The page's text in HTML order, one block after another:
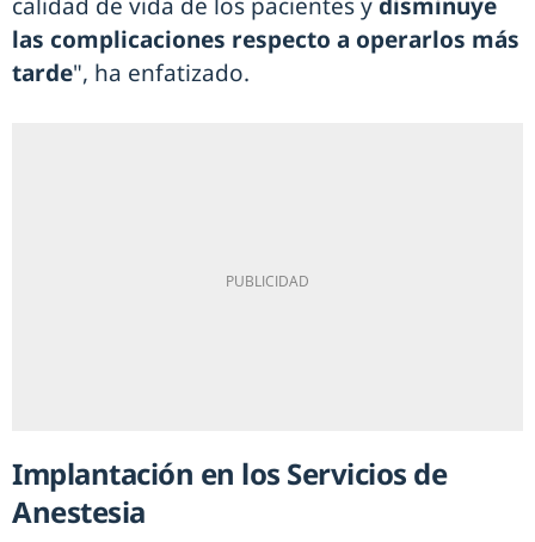
calidad de vida de los pacientes y disminuye
las complicaciones respecto a operarlos más
tarde", ha enfatizado.
Implantación en los Servicios de
Anestesia